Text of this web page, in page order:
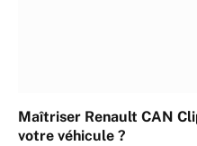
Maîtriser Renault CAN
votre véhicule ?